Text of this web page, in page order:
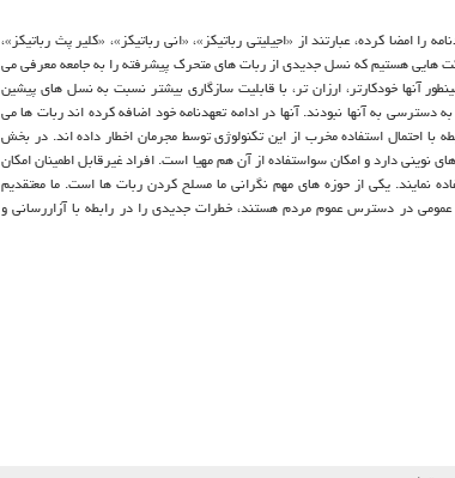
کرده، عبارتند از «اجیلیتی رباتیکز»، «انی رباتیکز»، «کلیر پث رباتیکز»،
هایی هستیم که نسل جدیدی از ربات های متحرک پیشرفته را به جامعه معرفی می
آنها خودکارتر، ارزان تر، با قابلیت سازگاری بیشتر نسبت به نسل های پیشین
دسترسی به آنها نبودند. آنها در ادامه تعهدنامه خود اضافه کرده اند ربات ها می
با احتمال استفاده مخرب از این تکنولوژی توسط مجرمان اخطار داده اند. در بخش
دارد و امکان سواستفاده از آن هم مهیا است. افراد غیرقابل اطمینان امکان
نمایند. یکی از حوزه های مهم نگرانی ما مسلح کردن ربات ها است. ما معتقدیم
در دسترس عموم مردم هستند، خطرات جدیدی را در رابطه با آزاررسانی و